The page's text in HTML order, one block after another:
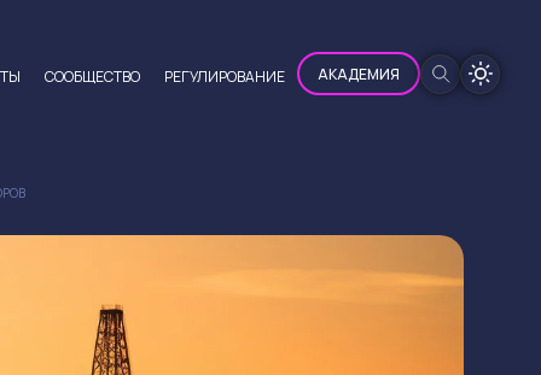
CООБЩЕСТВО РЕГУЛИРОВАНИЕ АКАДЕМИЯ